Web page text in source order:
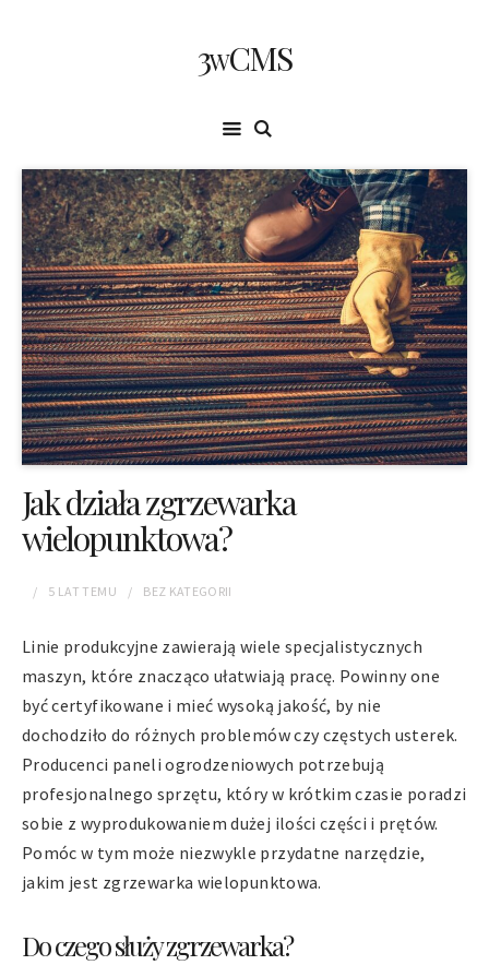
3wCMS
Jak działa zgrzewarka
wielopunktowa?
5 LAT TEMU BEZ KATEGORII
Linie produkcyjne zawierają wiele specjalistycznych
maszyn, które znacząco ułatwiają pracę. Powinny one
być certyfikowane i mieć wysoką jakość, by nie
dochodziło do różnych problemów czy częstych usterek.
Producenci paneli ogrodzeniowych potrzebują
profesjonalnego sprzętu, który w krótkim czasie poradzi
sobie z wyprodukowaniem dużej ilości części i prętów.
Pomóc w tym może niezwykle przydatne narzędzie,
jakim jest zgrzewarka wielopunktowa.
Do czego służy zgrzewarka?